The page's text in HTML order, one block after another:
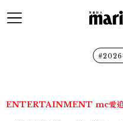
#2026
ENTERTAINMENT mc愛